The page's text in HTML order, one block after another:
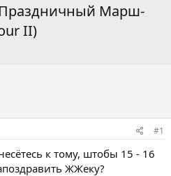
Марш-
II)
#1
к тому, штобы 15 - 16
ЖЖеку?